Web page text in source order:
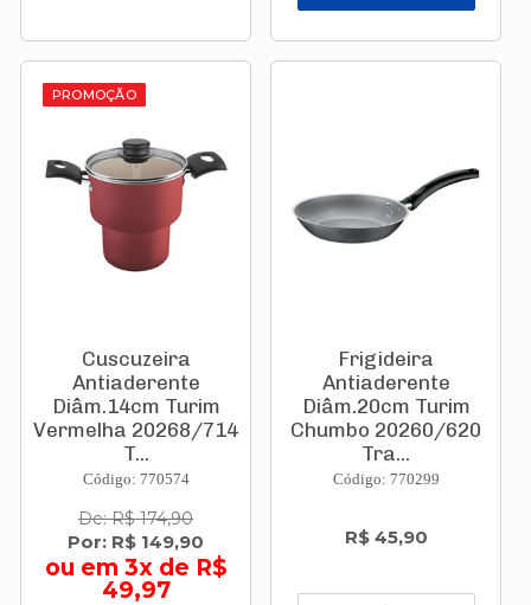
PROMOÇÃO
Cuscuzeira
Antiaderente
Diâm.14cm Turim
Vermelha 20268/714
T...
Código: 770574
De: R$ 174,90
Por: R$ 149,90
ou em 3x de R$
49,97
Frigideira
Antiaderente
Diâm.20cm Turim
Chumbo 20260/620
Tra...
Código: 770299
R$ 45,90